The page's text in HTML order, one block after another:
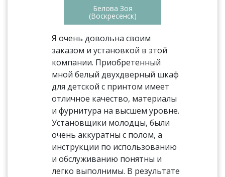
Белова Зоя
(Воскресенск)
Я очень довольна своим
заказом и установкой в этой
компании. Приобретенный
мной белый двухдверный шкаф
для детской с принтом имеет
отличное качество, материалы
и фурнитура на высшем уровне.
Установщики молодцы, были
очень аккуратны с полом, а
инструкции по использованию
и обслуживанию понятны и
легко выполнимы. В результате